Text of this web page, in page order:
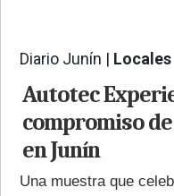
Diario Junín | Locales
Autotec
compromiso
en Junín
Una muestra que